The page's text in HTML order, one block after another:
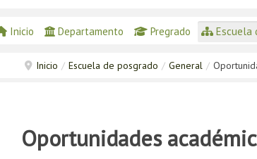
Inicio Departamento Pregrado Escuela
Inicio / Escuela de posgrado / General /
Oportunidades